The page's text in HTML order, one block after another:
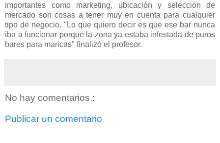
importantes como marketing, ubicación y selección de
mercado son cosas a tener muy en cuenta para cualquier
tipo de negocio. "Lo que quiero decir es que ese bar nunca
iba a funcionar porque la zona ya estaba infestada de puros
bares para maricas" finalizó el profesor.
No hay comentarios.:
Publicar un comentario